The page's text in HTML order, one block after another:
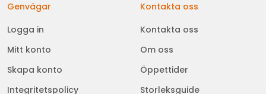
Genvägar
Logga in
Mitt konto
Skapa konto
Integritetspolicy
Kontakta oss
Kontakta oss
Om oss
Öppettider
Storleksguide